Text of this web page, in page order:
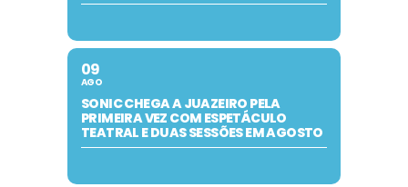
09
AGO
SONIC CHEGA A JUAZEIRO PELA
PRIMEIRA VEZ COM ESPETÁCULO
TEATRAL E DUAS SESSÕES EM AGOSTO